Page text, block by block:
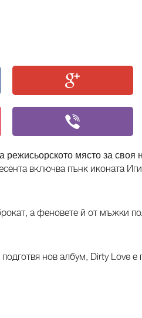
място за своя
включва пънк иконата
а феновете й от мъжки
нов албум, Dirty Love е